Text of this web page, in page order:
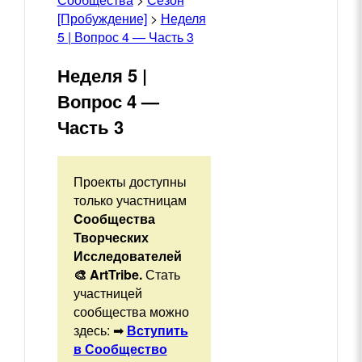
[Пробуждение]> Неделя
5 | Вопрос 4 — Часть 3
Неделя 5 |
Вопрос 4 —
Часть 3
Проекты доступны
только участницам
Cообщества
Творческих
Исследователей
🎨 ArtTribe.Стать
участницей
сообщества можно
здесь: ➡ Вступить
в Сообщество